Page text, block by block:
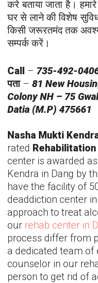
करे बताया जाता है।
घर से लाने की विशेष
किसी जरूरतमंद तक
सम्पर्क करें।
Call – 735-492-
पता– 81 New
Colony NH – 75
Datia (M.P) 475661
Nasha Mukti
rated
center is awarded
Kendra in Dang by
have the facility of
deaddiction center in
approach to treat
our rehab center in
process differ from
a dedicated team of
counselor in our
person to get rid of